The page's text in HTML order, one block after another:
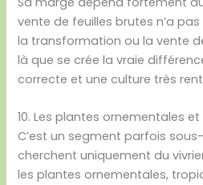
vente de feuilles brutes n’a
la transformation ou la vente
là que se crée la vraie
correcte et une culture très
10. Les plantes ornementales et
C’est un segment parfois
cherchent uniquement du
les plantes ornementales,